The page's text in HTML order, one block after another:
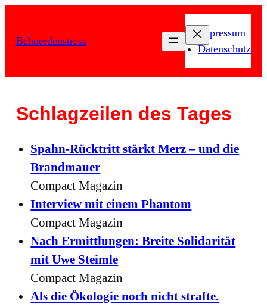
springen
Behoerdenstress
Impressum
Datenschutz
Schlagzeilen des Tages
Spahn-Rücktritt stärkt Merz – und die
Brandmauer
Compact Magazin
Interview mit einem Phantom
Compact Magazin
Nach Ermittlungen: Breite Solidarität
mit Uwe Steimle
Compact Magazin
Als die Ökologie noch nicht strafte.